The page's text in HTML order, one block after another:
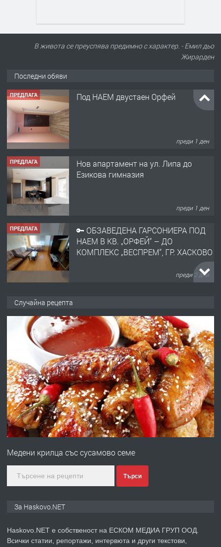
В живота се преуспява предимно с характер. - Емил дьо
Жирарден
Последни обяви
ПРЕДЛАГА Под НАЕМ двустаен Орфей
преди 1 ден
ПРЕДЛАГА
Нов апартамент на ул. Липа до
Езикова гимназия
преди 1 ден
ПРЕДЛАГА
🔑 ОБЗАВЕДЕНА ГАРСОНИЕРА ПОД
НАЕМ В КВ. „ОРФЕЙ“ – ДО
КОМПЛЕКС „ВЕСПРЕМ“, ГР. ХАСКОВО
преди 2 дни
АПАРТАМЕНТ В ЦЕНТЪРА НА ГР.
ХАСКОВО
преди 3 дни
ПРЕДЛАГА Давам гараж под наем
преди 3 дни
ПРЕДЛАГА
№4120 Магазин/Офис под наем в кв.
Любен Каравелов, Хасково-близо до
градската градина!
преди 4 дни
Случайна рецепта
Медени крилца със сусамово семе
Търси
За Haskovo.NET
Haskovo.NET е собственост на ЕСКОМ МЕДИА ГРУП ООД.
Всички статии, репортажи, интервюта и други текстови,